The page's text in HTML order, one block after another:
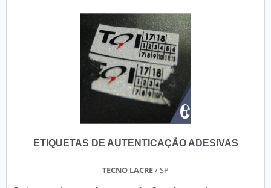
etiqueta térmica adesiva e etiqueta transparente para
vidro, oferecendo sempre a melhor opção para o cliente
final.Não obstante, quando falamos em etiquetas adesivas
transparentes personalizadas, na essência da empresa, a
mesma deve prezar pelos produtos e serviços com ótima
qualidade e assertividade, pontos importantes que ficam de
fora no planejamento de empresas que visam apenas o
lucro, deixando a desejar nos outros fatores.É importante
lembrar que o produto deve sempre ser adquirido com
cuidado ajuda a garantir a qualidade e durabilidade dos
frequentes de produtos que não cumprem com suas
ETIQUETAS DE AUTENTICAÇÃO ADESIVAS
TECNO LACRE/ SP